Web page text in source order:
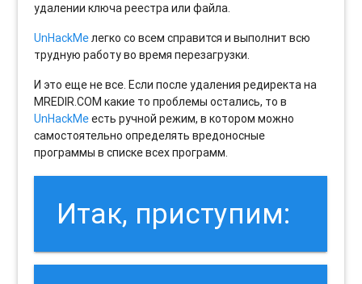
удалении ключа реестра или файла.
UnHackMeлегко со всем справится и выполнит всю
трудную работу во время перезагрузки.
И это еще не все. Если после удаления редиректа на
MREDIR.COM какие то проблемы остались, то в
UnHackMeесть ручной режим, в котором можно
самостоятельно определять вредоносные
программы в списке всех программ.
Итак, приступим: